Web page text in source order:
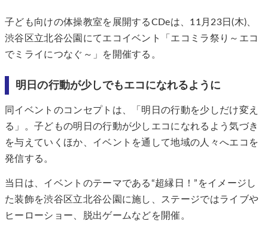
子ども向けの体操教室を展開するCDeは、11月23日(木)、
渋谷区立北谷公園にてエコイベント「エコミラ祭り～エコ
でミライにつなぐ～」を開催する。
明日の行動が少しでもエコになれるように
同イベントのコンセプトは、「明日の行動を少しだけ変え
る」。子どもの明日の行動が少しエコになれるよう気づき
を与えていくほか、イベントを通して地域の人々へエコを
発信する。
当日は、イベントのテーマである“超縁日！”をイメージし
た装飾を渋谷区立北谷公園に施し、ステージではライブや
ヒーローショー、脱出ゲームなどを開催。